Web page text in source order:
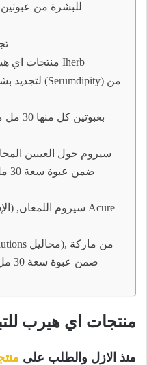
InstaNatural, مصل فيتامين C للبشرة من عبوتين
منتجات اي هيرب للتبييض للبشرة من موقع Iherb
منتجات اي هيرب
منذ الازل والطلب على